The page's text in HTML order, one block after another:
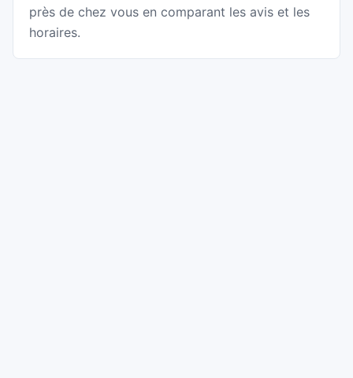
près de chez vous en comparant les avis et les
horaires.